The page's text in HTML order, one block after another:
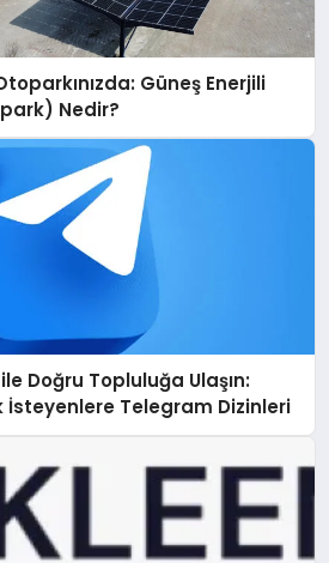
Güneş Enerjili
Nedir?
Doğru Topluluğa Ulaşın:
İsteyenlere Telegram Dizinleri